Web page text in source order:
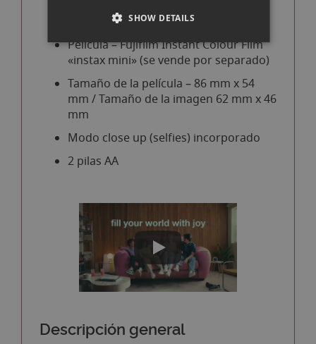
Lilac Purple / Bloddon Pink
Película – Fujifilm Instant Colour Film
«instax mini» (se vende por separado)
Tamaño de la película – 86 mm x 54
mm / Tamaño de la imagen 62 mm x 46
mm
Modo close up (selfies) incorporado
2 pilas AA
Descripción general
SHOW DETAILS